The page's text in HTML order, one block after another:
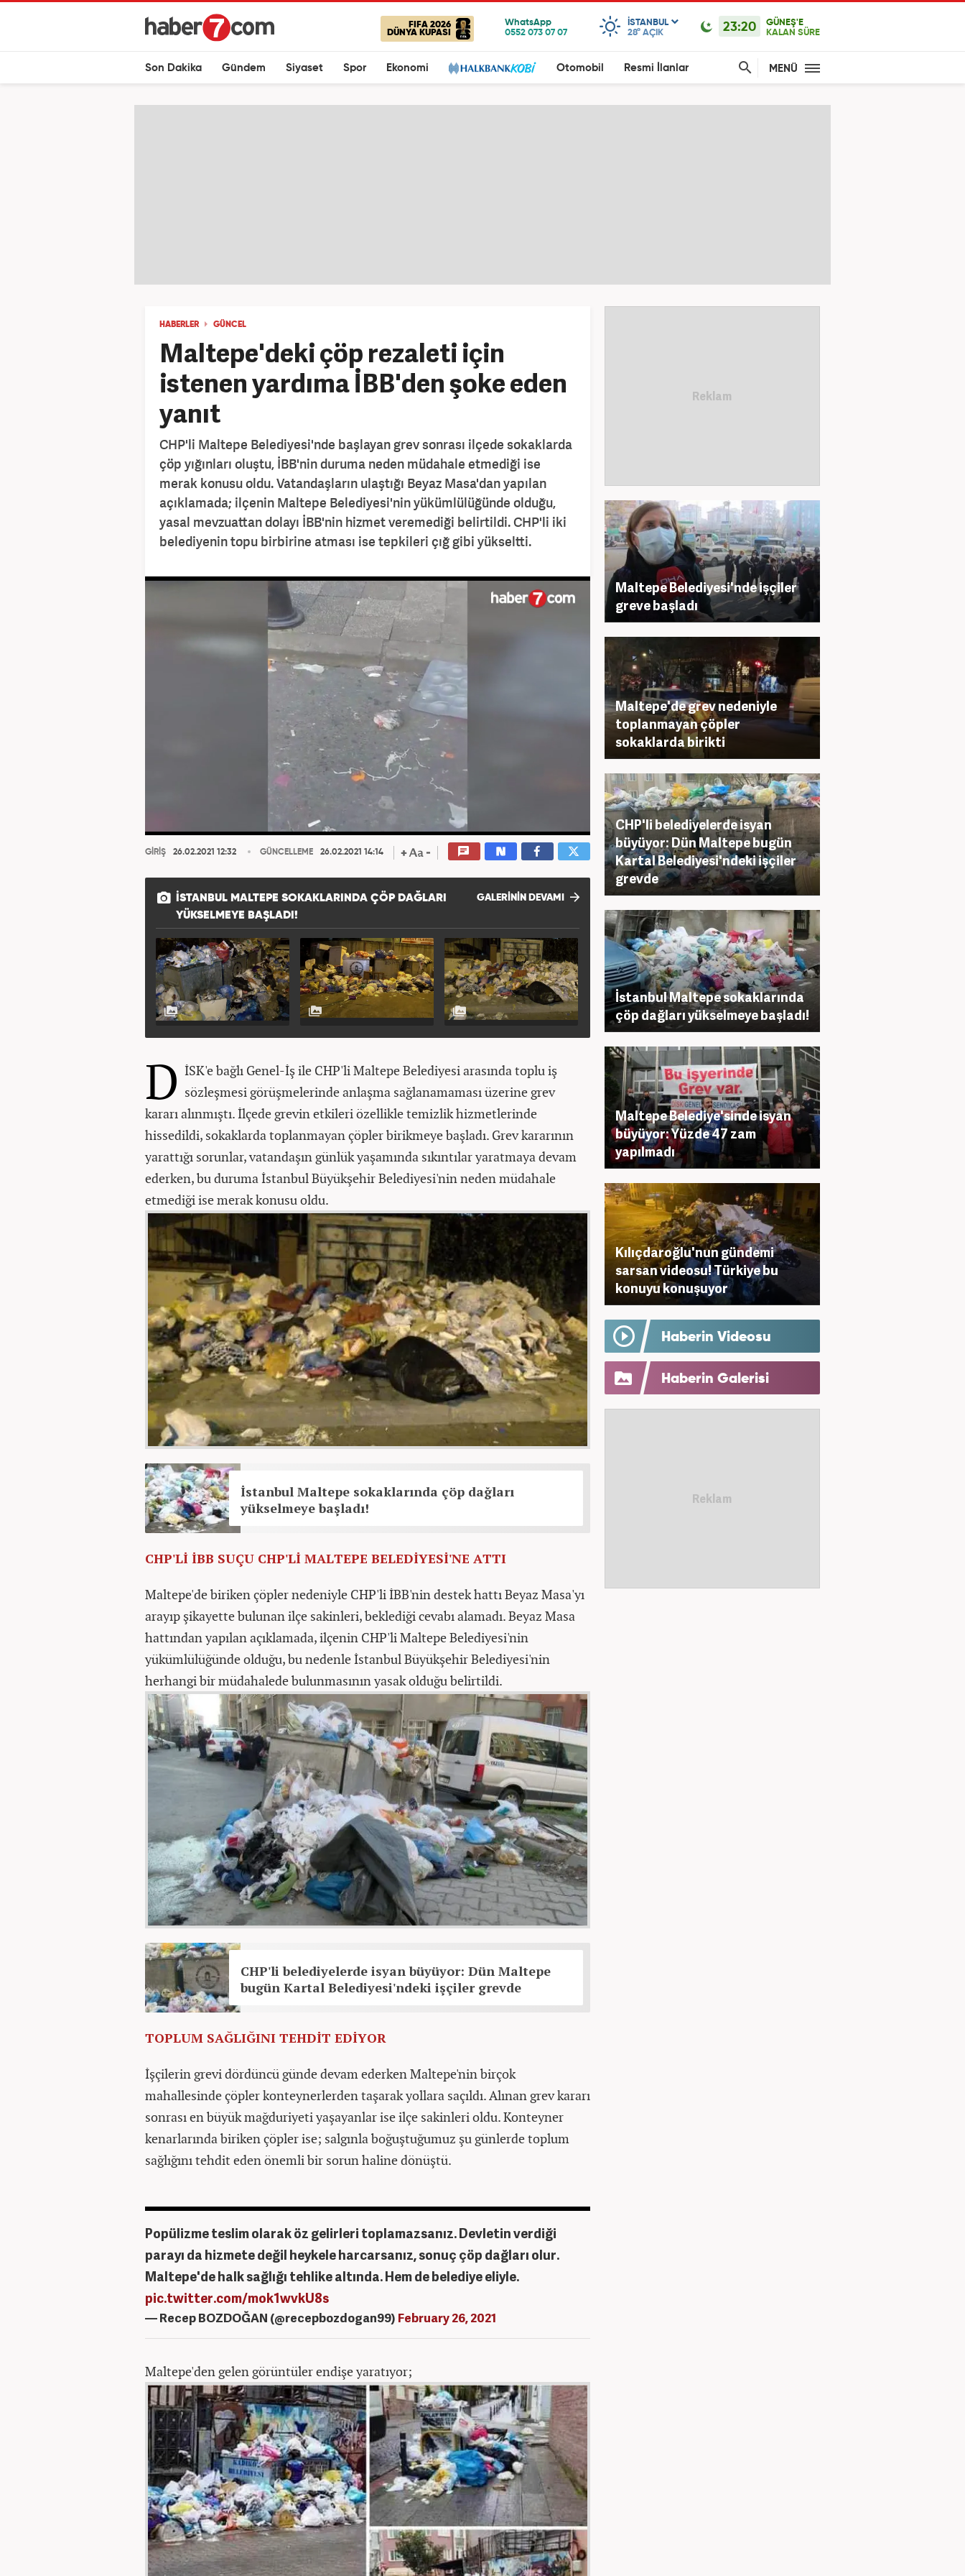
FIFA 2026
DÜNYA KUPASI
ISTANBUL
28° AÇIK 23:20
GÜNEŞ'E
KALAN SÜRE
Son Dakika Gündem Siyaset Spor Ekonomi Otomobil Resmi İlanlar MENÜ
HABERLER GÜNCEL
Maltepe'deki çöp rezaleti için
istenen yardıma İBB'den şoke eden
yanıt
CHP'li Maltepe Belediyesi'nde başlayan grev sonrası ilçede sokaklarda
çöp yığınları oluştu, İBB'nin duruma neden müdahale etmediği ise
merak konusu oldu. Vatandaşların ulaştığı Beyaz Masa'dan yapılan
açıklamada; ilçenin Maltepe Belediyesi'nin yükümlülüğünde olduğu,
yasal mevzuattan dolayı İBB'nin hizmet veremediği belirtildi. CHP'li iki
belediyenin topu birbirine atması ise tepkileri çığ gibi yükseltti.
GİRİŞ 26.02.2021 12:32 GÜNCELLEME 26.02.2021 14:14
İSTANBUL MALTEPE SOKAKLARINDA ÇÖP DAĞLARI
YÜKSELMEYE BAŞLADI!
GALERİNİN DEVAMI
D İSK'e bağlı Genel-İş ile CHP'li Maltepe Belediyesi arasında toplu iş
sözleşmesi görüşmelerinde anlaşma sağlanamaması üzerine grev
kararı alınmıştı. İlçede grevin etkileri özellikle temizlik hizmetlerinde
hissedildi, sokaklarda toplanmayan çöpler birikmeye başladı. Grev kararının
yarattığı sorunlar, vatandaşın günlük yaşamında sıkıntılar yaratmaya devam
ederken, bu duruma İstanbul Büyükşehir Belediyesi'nin neden müdahale
etmediği ise merak konusu oldu.
İstanbul Maltepe sokaklarında çöp dağları
yükselmeye başladı!
CHP'Lİ İBB SUÇU CHP'Lİ MALTEPE BELEDİYESİ'NE ATTI
Maltepe'de biriken çöpler nedeniyle CHP'li İBB'nin destek hattı Beyaz Masa'yı
arayıp şikayette bulunan ilçe sakinleri, beklediği cevabı alamadı. Beyaz Masa
hattından yapılan açıklamada, ilçenin CHP'li Maltepe Belediyesi'nin
yükümlülüğünde olduğu, bu nedenle İstanbul Büyükşehir Belediyesi'nin
herhangi bir müdahalede bulunmasının yasak olduğu belirtildi.
CHP'li belediyelerde isyan büyüyor: Dün Maltepe
bugün Kartal Belediyesi'ndeki işçiler grevde
TOPLUM SAĞLIĞINI TEHDİT EDİYOR
İşçilerin grevi dördüncü günde devam ederken Maltepe'nin birçok
mahallesinde çöpler konteynerlerden taşarak yollara saçıldı. Alınan grev kararı
sonrası en büyük mağduriyeti yaşayanlar ise ilçe sakinleri oldu. Konteyner
kenarlarında biriken çöpler ise; salgınla boğuştuğumuz şu günlerde toplum
sağlığını tehdit eden önemli bir sorun haline dönüştü.
Popülizme teslim olarak öz gelirleri toplamazsanız. Devletin verdiği
parayı da hizmete değil heykele harcarsanız, sonuç çöp dağları olur.
Maltepe'de halk sağlığı tehlike altında. Hem de belediye eliyle.
pic.twitter.com/mok1wvkU8s
— Recep BOZDOĞAN (@recepbozdogan99) February 26, 2021
Maltepe'den gelen görüntüler endişe yaratıyor;
Maltepe Belediyesi'nde işçiler
greve başladı
Maltepe'de grev nedeniyle
toplanmayan çöpler
sokaklarda birikti
CHP'li belediyelerde isyan
büyüyor: Dün Maltepe bugün
Kartal Belediyesi'ndeki işçiler
grevde
İstanbul Maltepe sokaklarında
çöp dağları yükselmeye başladı!
Maltepe Belediye'sinde isyan
büyüyor: Yüzde 47 zam
yapılmadı
Kılıçdaroğlu'nun gündemi
sarsan videosu! Türkiye bu
konuyu konuşuyor
Haberin Videosu
Haberin Galerisi